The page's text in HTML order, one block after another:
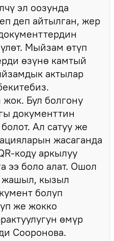
эл оозунда
деп айтылган, жер
Мыйзам өтүп
өзүнө камтый
актылар
Бул болгону
документтин
Ал сатуу же
жасаганда
коду аркылуу
ээ боло алат. Ошол
жашыл, кызыл
болуп
же жокко
өмүр
Сооронова.